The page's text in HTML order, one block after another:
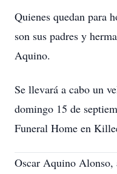
Quienes quedan para
son sus padres y
Aquino.
Se llevará a cabo un
domingo 15 de
Funeral Home en
Oscar Aquino